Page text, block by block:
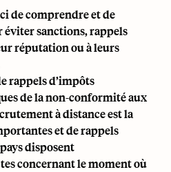
de comprendre et de
éviter sanctions, rappels
réputation ou à leurs
rappels d’impôts
de la non-conformité aux
à distance est la
et de rappels
disposent
concernant le moment où